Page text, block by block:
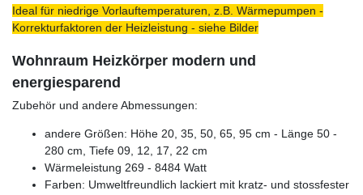
Ideal für niedrige Vorlauftemperaturen, z.B. Wärmepumpen -
Korrekturfaktoren der Heizleistung - siehe Bilder
Wohnraum Heizkörper modern und
energiesparend
Zubehör und andere Abmessungen:
andere Größen: Höhe 20, 35, 50, 65, 95 cm - Länge 50 -
280 cm, Tiefe 09, 12, 17, 22 cm
Wärmeleistung 269 - 8484 Watt
Farben: Umweltfreundlich lackiert mit kratz- und stossfester